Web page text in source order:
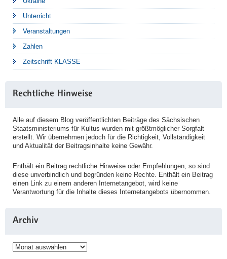
Unterricht
Veranstaltungen
Zahlen
Zeitschrift KLASSE
Rechtliche Hinweise
Alle auf diesem Blog veröffentlichten Beiträge des Sächsischen
Staatsministeriums für Kultus wurden mit größtmöglicher Sorgfalt
erstellt. Wir übernehmen jedoch für die Richtigkeit, Vollständigkeit
und Aktualität der Beitragsinhalte keine Gewähr.
Enthält ein Beitrag rechtliche Hinweise oder Empfehlungen, so sind
diese unverbindlich und begründen keine Rechte. Enthält ein Beitrag
einen Link zu einem anderen Internetangebot, wird keine
Verantwortung für die Inhalte dieses Internetangebots übernommen.
Archiv
Archiv